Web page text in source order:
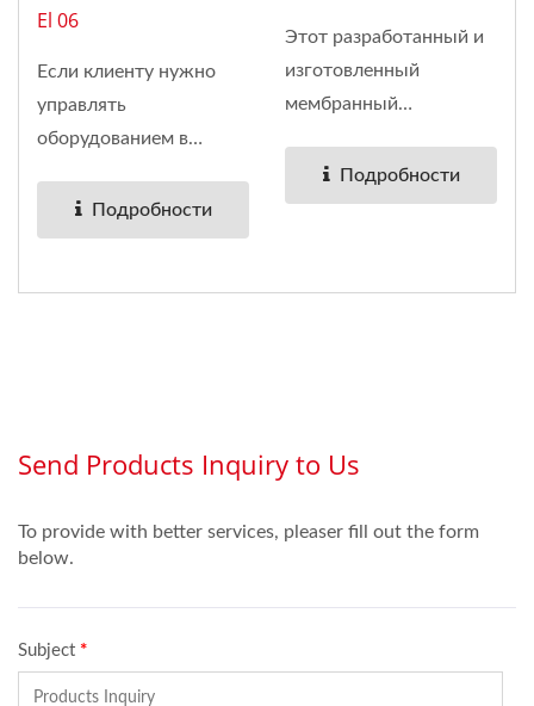
El 06
Если клиенту нужно
управлять
оборудованием в
Подробности
Этот разработанный и
изготовленный
мембранный
Подробности